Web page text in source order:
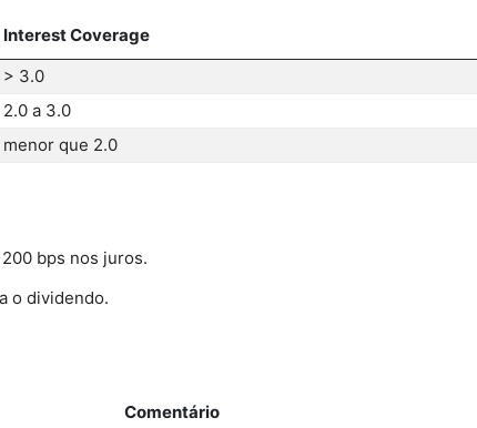
Interest Coverage
> 3.0
2.0 a 3.0
menor que 2.0
bps nos juros.
o dividendo.
Comentário